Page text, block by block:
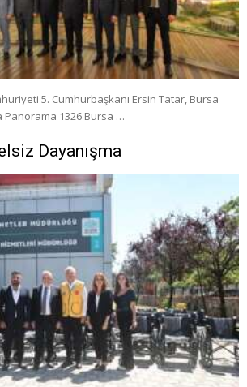
5. Cumhurbaşkanı Ersin Tatar, Bursa
Panorama 1326 Bursa …
Dayanışma